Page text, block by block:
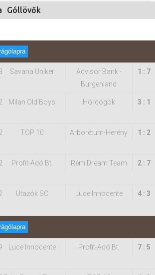
Góllövők
Savaria Uniker
Advisor Bank -
Burgenland
1 : 7
Milan Old Boys Hördögök 3 : 1
TOP 10 Arborétum-Herény 1 : 2
Profit-Adó Bt. Rém Dream Team 2 : 7
Utazók SC Luce Innocente 4 : 3
Luce Innocente Profit-Adó Bt. 7 : 5